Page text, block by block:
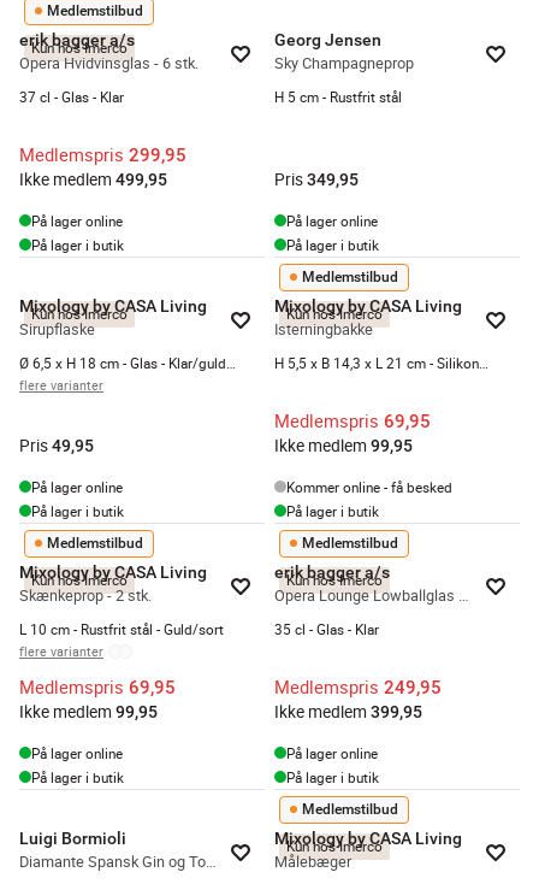
Kun hos Imerco
Medlemstilbud
erik bagger a/s
Opera Hvidvinsglas - 6 stk.
37 cl - Glas - Klar
Medlemspris 299,95
Ikke medlem 499,95
På lager online
På lager i butik
Georg Jensen
Sky Champagneprop
H 5 cm - Rustfrit stål
Pris349,95
På lager online
På lager i butik
Kun hos Imerco
Mixology by CASA Living
Sirupflaske
flere varianter
Pris49,95
På lager online
På lager i butik
Kun hos Imerco
Medlemstilbud
Mixology by CASA Living
Isterningbakke
Medlemspris 69,95
Ikke medlem 99,95
Kommer online - få besked
På lager i butik
Kun hos Imerco
Medlemstilbud
Mixology by CASA Living
Skænkeprop - 2 stk.
L 10 cm - Rustfrit stål - Guld/sort
flere varianter
Medlemspris 69,95
Ikke medlem 99,95
På lager online
På lager i butik
Kun hos Imerco
Medlemstilbud
erik bagger a/s
Opera Lounge Lowballglas - 6 stk.
35 cl - Glas - Klar
Medlemspris 249,95
Ikke medlem 399,95
På lager online
På lager i butik
Luigi Bormioli
Diamante Spansk Gin og Tonic Glas - 4 stk.
Kun hos Imerco
Medlemstilbud
Mixology by CASA Living
Målebæger